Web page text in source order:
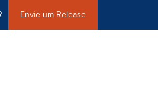
Envie um Release